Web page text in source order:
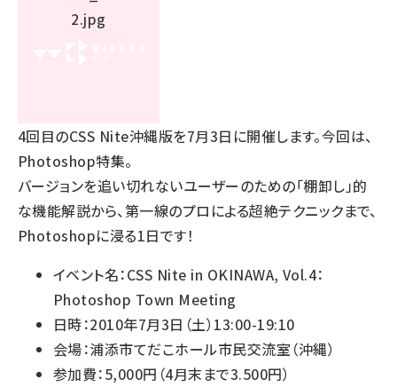
4回目のCSS Nite沖縄版を7月3日に開催します。今回は、
Photoshop特集。
バージョンを追い切れないユーザーのための「棚卸し」的
な機能解説から、第一線のプロによる超絶テクニックまで、
Photoshopに浸る1日です！
イベント名：CSS Nite in OKINAWA, Vol.4：
Photoshop Town Meeting
日時：2010年7月3日（土）13:00-19:10
会場：浦添市てだこホール市民交流室（沖縄）
参加費：5,000円（4月末まで3.500円）